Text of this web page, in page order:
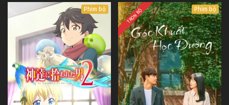
Phim bộ TRỌN BỘ Phim bộ